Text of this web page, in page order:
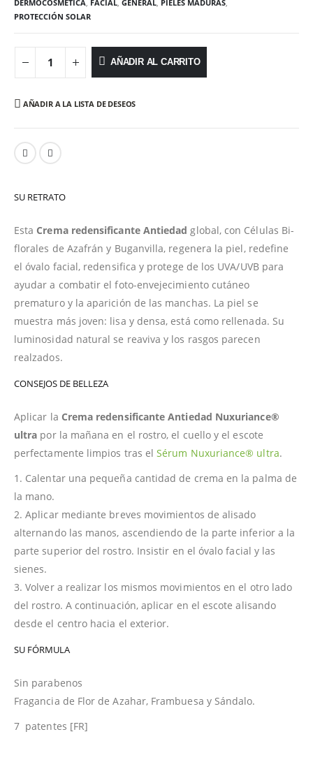
DERMOCOSMÉTICA FACIAL GENERAL PIELES MADURAS
PROTECCIÓN SOLAR
AÑADIR AL CARRITO
AÑADIR A LA LISTA DE DESEOS
SU RETRATO
Esta Crema redensificante Antiedadglobal, con Células Bi-
florales de Azafrán y Buganvilla, regenera la piel, redefine
el óvalo facial, redensifica y protege de los UVA/UVB para
ayudar a combatir el foto-envejecimiento cutáneo
prematuro y la aparición de las manchas. La piel se
muestra más joven: lisa y densa, está como rellenada. Su
luminosidad natural se reaviva y los rasgos parecen
realzados.
CONSEJOS DE BELLEZA
Aplicar la Crema redensificante Antiedad Nuxuriance®
ultra por la mañana en el rostro, el cuello y el escote
perfectamente limpios tras elSérum Nuxuriance® ultra.
1. Calentar una pequeña cantidad de crema en la palma de
la mano.
2. Aplicar mediante breves movimientos de alisado
alternando las manos, ascendiendo de la parte inferior a la
parte superior del rostro. Insistir en el óvalo facial y las
sienes.
3. Volver a realizar los mismos movimientos en el otro lado
del rostro. A continuación, aplicar en el escote alisando
desde el centro hacia el exterior.
SU FÓRMULA
Sin parabenos
Fragancia de Flor de Azahar, Frambuesa y Sándalo.
7 patentes [FR]